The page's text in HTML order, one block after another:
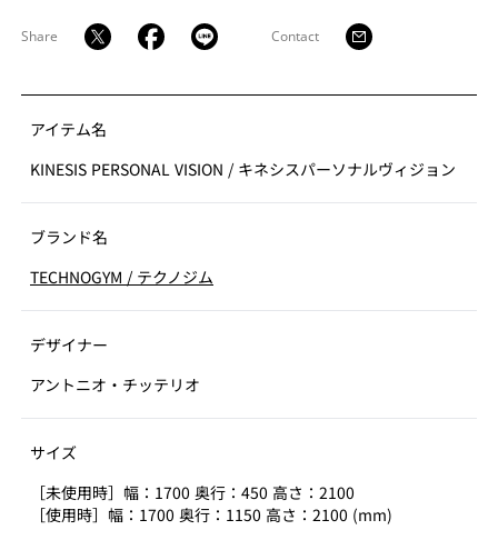
Share Contact
アイテム名
KINESIS PERSONAL VISION / キネシスパーソナルヴィジョン
ブランド名
TECHNOGYM / テクノジム
デザイナー
アントニオ・チッテリオ
サイズ
［未使用時］幅：1700 奥行：450 高さ：2100
［使用時］幅：1700 奥行：1150 高さ：2100 (mm)